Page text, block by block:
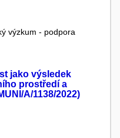
výzkum - podpora
jako výsledek
prostředí a
A/1138/2022)